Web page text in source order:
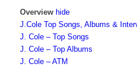
Overview hide
J.Cole Top Songs, Albums &
J. Cole – Top Songs
J. Cole – Top Albums
J. Cole – ATM